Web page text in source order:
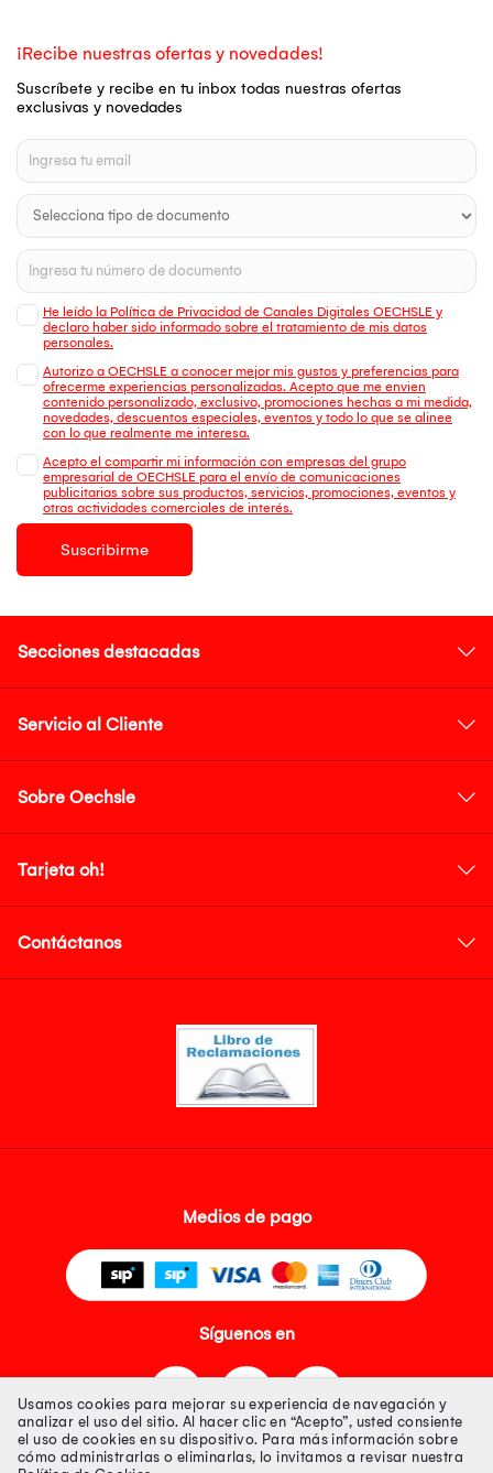
¡Recibe nuestras ofertas y novedades!
Suscríbete y recibe en tu inbox todas nuestras ofertas
exclusivas y novedades
He leído la Política de Privacidad de Canales Digitales OECHSLE y
declaro haber sido informado sobre el tratamiento de mis datos
personales.
Autorizo a OECHSLE a conocer mejor mis gustos y preferencias para
ofrecerme experiencias personalizadas. Acepto que me envien
contenido personalizado, exclusivo, promociones hechas a mi medida,
novedades, descuentos especiales, eventos y todo lo que se alinee
con lo que realmente me interesa.
Acepto el compartir mi información con empresas del grupo
empresarial de OECHSLE para el envío de comunicaciones
publicitarias sobre sus productos, servicios, promociones, eventos y
otras actividades comerciales de interés.
Suscribirme
Secciones destacadas
Servicio al Cliente
Sobre Oechsle
Tarjeta oh!
Contáctanos
Medios de pago
Síguenos en
Usamos cookies para mejorar su experiencia de navegación y
analizar el uso del sitio. Al hacer clic en “Acepto”, usted consiente
el uso de cookies en su dispositivo. Para más información sobre
cómo administrarlas o eliminarlas, lo invitamos a revisar nuestra